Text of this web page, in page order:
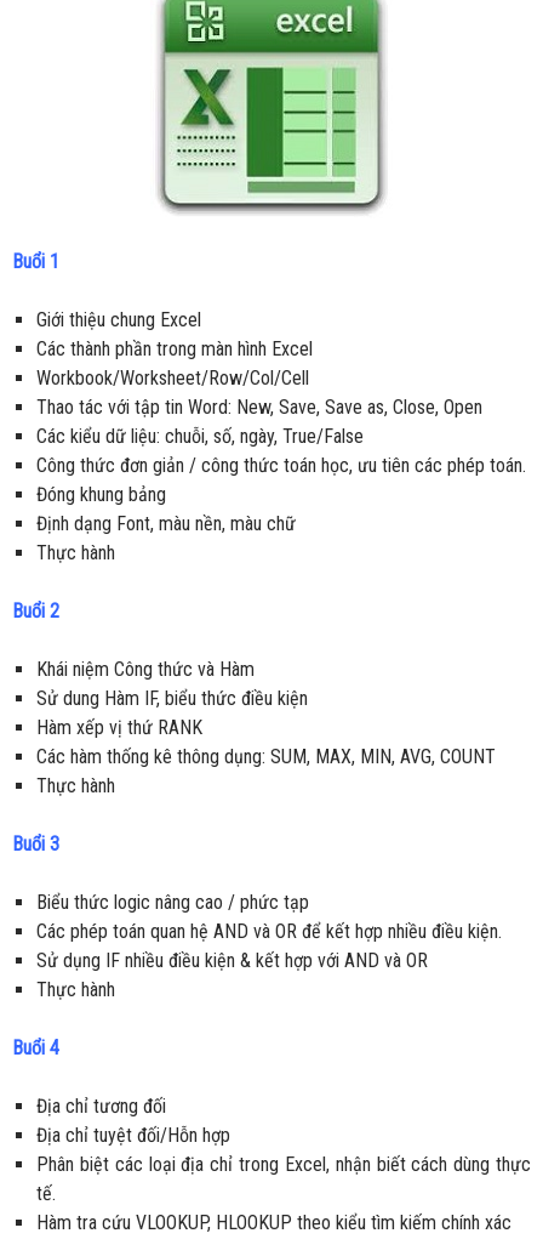
Buổi 1
Giới thiệu chung Excel
Các thành phần trong màn hình Excel
Workbook/Worksheet/Row/Col/Cell
Thao tác với tập tin Word: New, Save, Save as, Close, Open
Các kiểu dữ liệu: chuỗi, số, ngày, True/False
Công thức đơn giản / công thức toán học, ưu tiên các phép toán.
Đóng khung bảng
Định dạng Font, màu nền, màu chữ
Thực hành
Buổi 2
Khái niệm Công thức và Hàm
Sử dung Hàm IF, biểu thức điều kiện
Hàm xếp vị thứ RANK
Các hàm thống kê thông dụng: SUM, MAX, MIN, AVG, COUNT
Thực hành
Buổi 3
Biểu thức logic nâng cao / phức tạp
Các phép toán quan hệ AND và OR để kết hợp nhiều điều kiện.
Sử dụng IF nhiều điều kiện & kết hợp với AND và OR
Thực hành
Buổi 4
Địa chỉ tương đối
Địa chỉ tuyệt đối/Hỗn hợp
Phân biệt các loại địa chỉ trong Excel, nhận biết cách dùng thực
tế.
Hàm tra cứu VLOOKUP, HLOOKUP theo kiểu tìm kiếm chính xác